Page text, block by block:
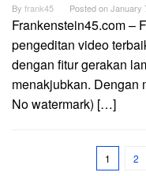
By frank45 Posted onJanuary
Frankenstein45.com –
pengeditan video
dengan fitur gerakan
menakjubkan. Dengan
No watermark) […]
1 2